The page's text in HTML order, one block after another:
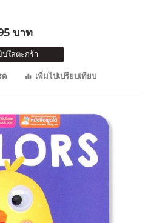
บาท
ใส่ตะกร้า
ด
เพิ่มไปเปรียบเทียบ